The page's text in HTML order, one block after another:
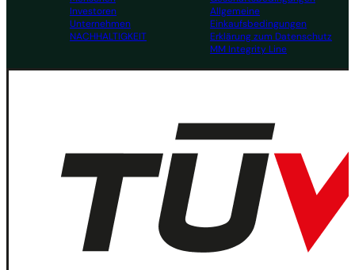
Investoren
Unternehmen
NACHHALTIGKEIT
Allgemeine
Einkaufsbedingungen
Erklärung zum Datenschutz
MM Integrity Line